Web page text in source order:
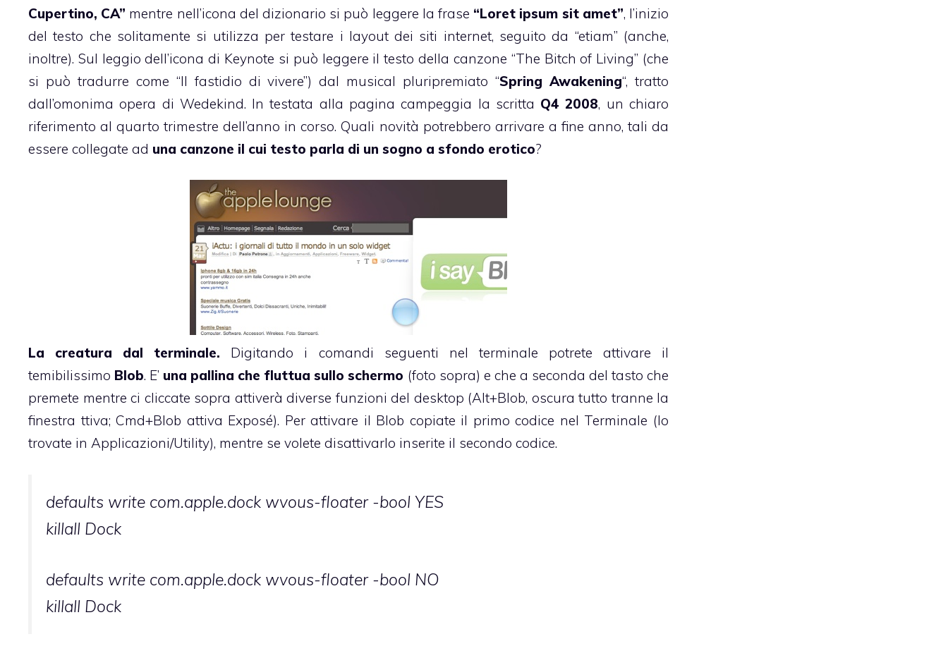
Cupertino, CA” mentre nell’icona del dizionario si può leggere la frase “Loret ipsum sit amet”, l’inizio
del testo che solitamente si utilizza per testare i layout dei siti internet, seguito da “etiam” (anche,
inoltre). Sul leggio dell’icona di Keynote si può leggere il testo della canzone “The Bitch of Living” (che
si può tradurre come “Il fastidio di vivere”) dal musical pluripremiato “Spring Awakening“, tratto
dall’omonima opera di Wedekind. In testata alla pagina campeggia la scritta Q4 2008, un chiaro
riferimento al quarto trimestre dell’anno in corso. Quali novità potrebbero arrivare a fine anno, tali da
essere collegate ad una canzone il cui testo parla di un sogno a sfondo erotico?
La creatura dal terminale. Digitando i comandi seguenti nel terminale potrete attivare il
temibilissimo Blob. E’ una pallina che fluttua sullo schermo (foto sopra) e che a seconda del tasto che
premete mentre ci cliccate sopra attiverà diverse funzioni del desktop (Alt+Blob, oscura tutto tranne la
finestra ttiva; Cmd+Blob attiva Exposé). Per attivare il Blob copiate il primo codice nel Terminale (lo
trovate in Applicazioni/Utility), mentre se volete disattivarlo inserite il secondo codice.
defaults write com.apple.dock wvous-floater -bool YES
killall Dock
defaults write com.apple.dock wvous-floater -bool NO
killall Dock